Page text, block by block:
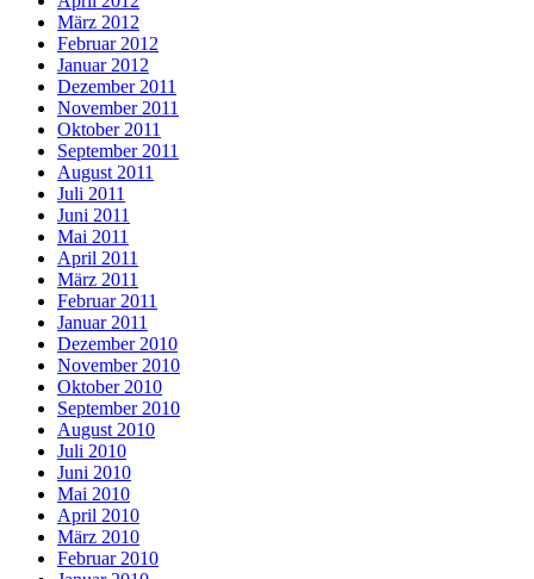
März 2012
Februar 2012
Januar 2012
Dezember 2011
November 2011
Oktober 2011
September 2011
August 2011
Juli 2011
Juni 2011
Mai 2011
April 2011
März 2011
Februar 2011
Januar 2011
Dezember 2010
November 2010
Oktober 2010
September 2010
August 2010
Juli 2010
Juni 2010
Mai 2010
April 2010
März 2010
Februar 2010